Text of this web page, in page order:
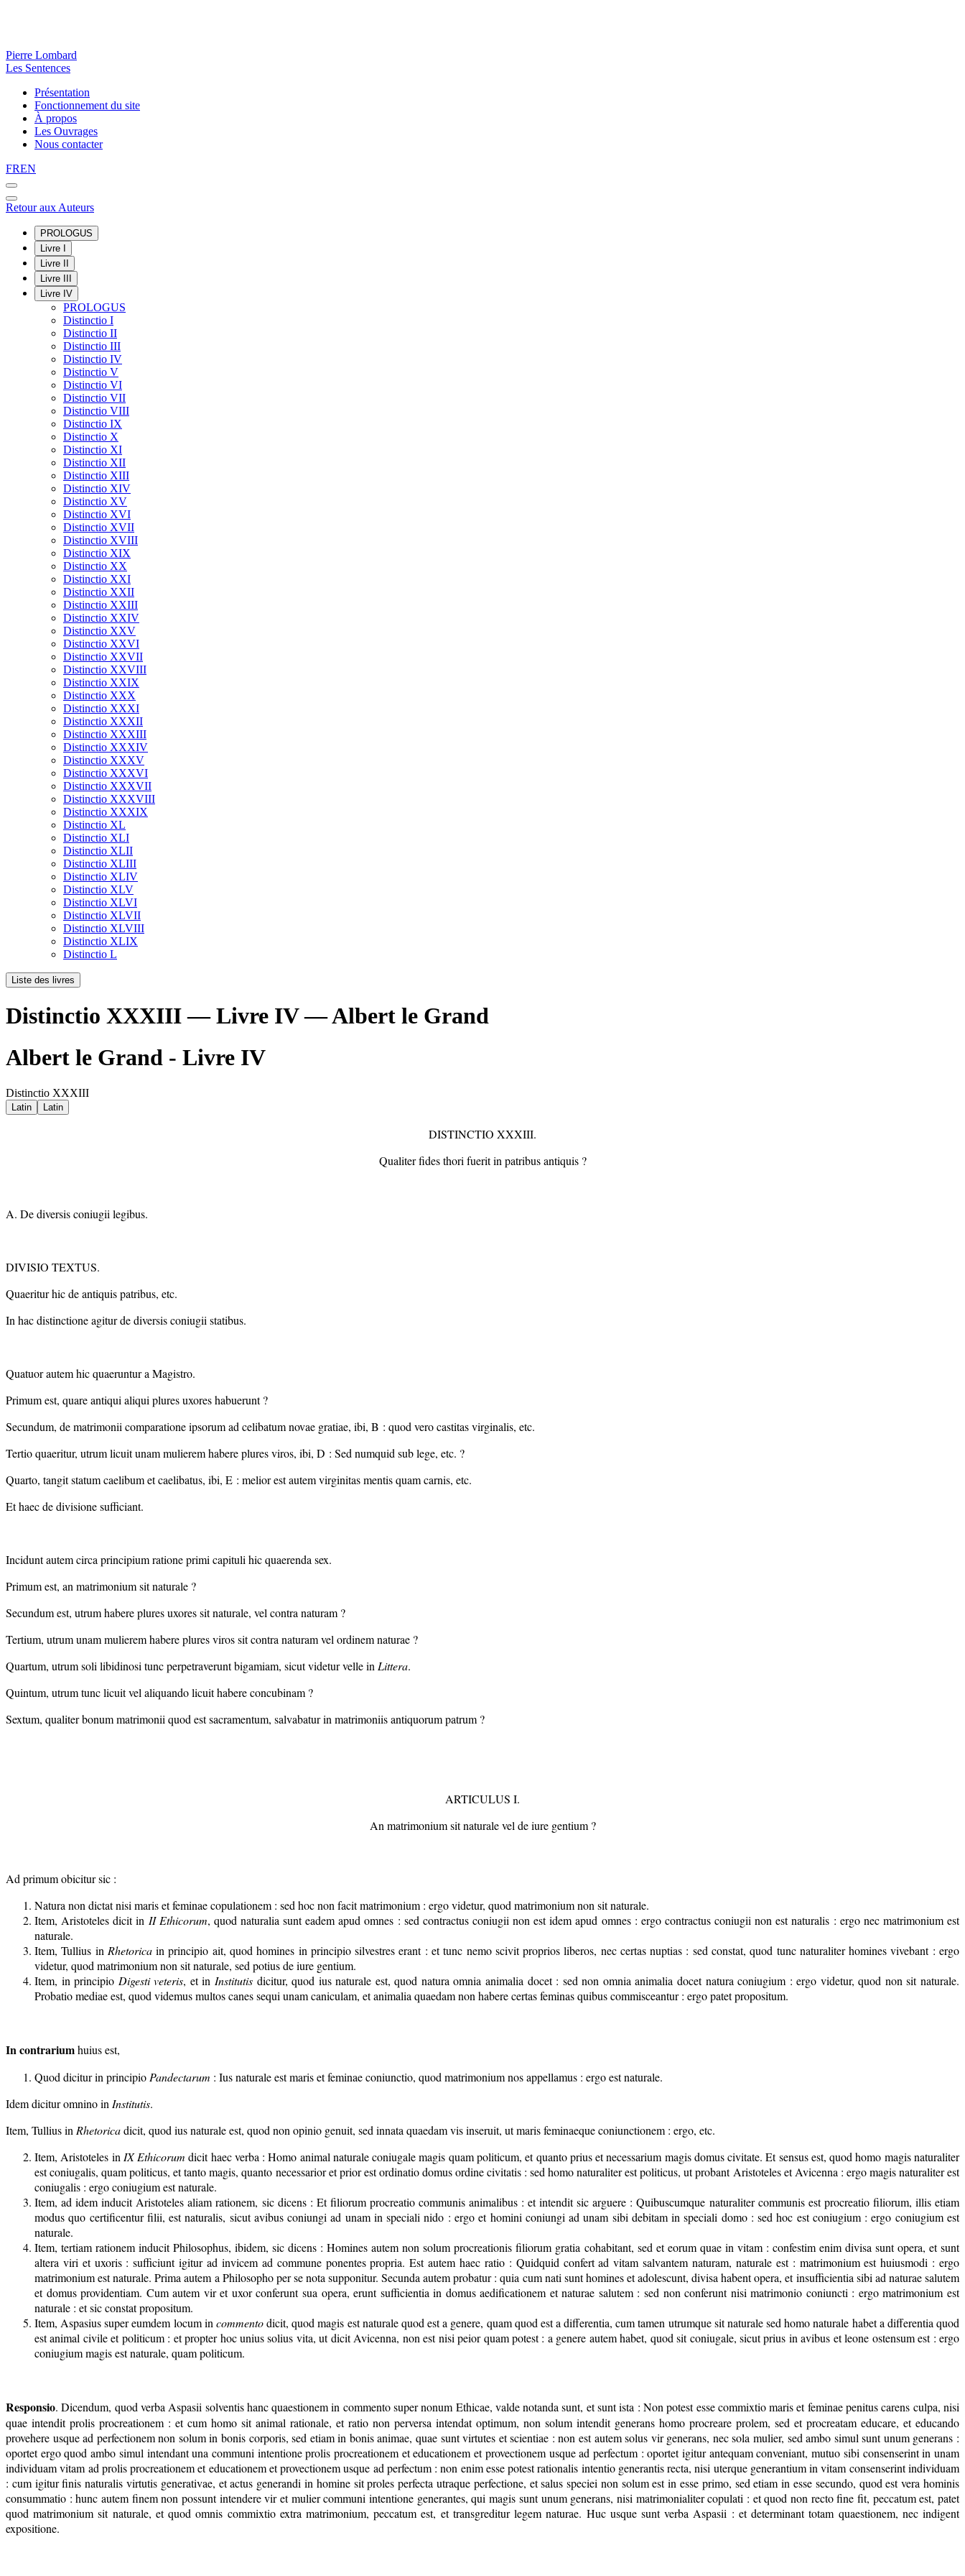
Pierre Lombard
Les Sentences
Présentation
Fonctionnement du site
À propos
Les Ouvrages
Nous contacter
FREN
Retour aux Auteurs
PROLOGUS
Livre I
Livre II
Livre III
Livre IV
PROLOGUS
Distinctio I
Distinctio II
Distinctio III
Distinctio IV
Distinctio V
Distinctio VI
Distinctio VII
Distinctio VIII
Distinctio IX
Distinctio X
Distinctio XI
Distinctio XII
Distinctio XIII
Distinctio XIV
Distinctio XV
Distinctio XVI
Distinctio XVII
Distinctio XVIII
Distinctio XIX
Distinctio XX
Distinctio XXI
Distinctio XXII
Distinctio XXIII
Distinctio XXIV
Distinctio XXV
Distinctio XXVI
Distinctio XXVII
Distinctio XXVIII
Distinctio XXIX
Distinctio XXX
Distinctio XXXI
Distinctio XXXII
Distinctio XXXIII
Distinctio XXXIV
Distinctio XXXV
Distinctio XXXVI
Distinctio XXXVII
Distinctio XXXVIII
Distinctio XXXIX
Distinctio XL
Distinctio XLI
Distinctio XLII
Distinctio XLIII
Distinctio XLIV
Distinctio XLV
Distinctio XLVI
Distinctio XLVII
Distinctio XLVIII
Distinctio XLIX
Distinctio L
Liste des livres
Distinctio XXXIII — Livre IV — Albert le Grand
Albert le Grand - Livre IV
Distinctio XXXIII
Latin Latin
DISTINCTIO XXXIII.
Qualiter fides thori fuerit in patribus antiquis ?
A. De diversis coniugii legibus.
DIVISIO TEXTUS.
Quaeritur hic de antiquis patribus, etc.
In hac distinctione agitur de diversis coniugii statibus.
Quatuor autem hic quaeruntur a Magistro.
Primum est, quare antiqui aliqui plures uxores habuerunt ?
Secundum, de matrimonii comparatione ipsorum ad celibatum novae gratiae, ibi, B : quod vero castitas virginalis, etc.
Tertio quaeritur, utrum licuit unam mulierem habere plures viros, ibi, D : Sed numquid sub lege, etc. ?
Quarto, tangit statum caelibum et caelibatus, ibi, E : melior est autem virginitas mentis quam carnis, etc.
Et haec de divisione sufficiant.
Incidunt autem circa principium ratione primi capituli hic quaerenda sex.
Primum est, an matrimonium sit naturale ?
Secundum est, utrum habere plures uxores sit naturale, vel contra naturam ?
Tertium, utrum unam mulierem habere plures viros sit contra naturam vel ordinem naturae ?
Quartum, utrum soli libidinosi tunc perpetraverunt bigamiam, sicut videtur velle in Littera.
Quintum, utrum tunc licuit vel aliquando licuit habere concubinam ?
Sextum, qualiter bonum matrimonii quod est sacramentum, salvabatur in matrimoniis antiquorum patrum ?
ARTICULUS I.
An matrimonium sit naturale vel de iure gentium ?
Ad primum obicitur sic :
Natura non dictat nisi maris et feminae copulationem : sed hoc non facit matrimonium : ergo videtur, quod matrimonium non sit naturale.
Item, Aristoteles dicit in II Ethicorum, quod naturalia sunt eadem apud omnes : sed contractus coniugii non est idem apud omnes : ergo contractus coniugii non est naturalis : ergo nec matrimonium est
naturale.
Item, Tullius in Rhetoricain principio ait, quod homines in principio silvestres erant : et tunc nemo scivit proprios liberos, nec certas nuptias : sed constat, quod tunc naturaliter homines vivebant : ergo
videtur, quod matrimonium non sit naturale, sed potius de iure gentium.
Item, in principio Digesti veteris, et in Institutisdicitur, quod ius naturale est, quod natura omnia animalia docet : sed non omnia animalia docet natura coniugium : ergo videtur, quod non sit naturale.
Probatio mediae est, quod videmus multos canes sequi unam caniculam, et animalia quaedam non habere certas feminas quibus commisceantur : ergo patet propositum.
In contrariumhuius est,
Quod dicitur in principio Pandectarum : Ius naturale est maris et feminae coniunctio, quod matrimonium nos appellamus : ergo est naturale.
Idem dicitur omnino in Institutis.
Item, Tullius in Rhetoricadicit, quod ius naturale est, quod non opinio genuit, sed innata quaedam vis inseruit, ut maris feminaeque coniunctionem : ergo, etc.
Item, Aristoteles in IX Ethicorum dicit haec verba : Homo animal naturale coniugale magis quam politicum, et quanto prius et necessarium magis domus civitate. Et sensus est, quod homo magis naturaliter
est coniugalis, quam politicus, et tanto magis, quanto necessarior et prior est ordinatio domus ordine civitatis : sed homo naturaliter est politicus, ut probant Aristoteles et Avicenna : ergo magis naturaliter est
coniugalis : ergo coniugium est naturale.
Item, ad idem inducit Aristoteles aliam rationem, sic dicens : Et filiorum procreatio communis animalibus : et intendit sic arguere : Quibuscumque naturaliter communis est procreatio filiorum, illis etiam
modus quo certificentur filii, est naturalis, sicut avibus coniungi ad unam in speciali nido : ergo et homini coniungi ad unam sibi debitam in speciali domo : sed hoc est coniugium : ergo coniugium est
naturale.
Item, tertiam rationem inducit Philosophus, ibidem, sic dicens : Homines autem non solum procreationis filiorum gratia cohabitant, sed et eorum quae in vitam : confestim enim divisa sunt opera, et sunt
altera viri et uxoris : sufficiunt igitur ad invicem ad commune ponentes propria. Est autem haec ratio : Quidquid confert ad vitam salvantem naturam, naturale est : matrimonium est huiusmodi : ergo
matrimonium est naturale. Prima autem a Philosopho per se nota supponitur. Secunda autem probatur : quia cum nati sunt homines et adolescunt, divisa habent opera, et insufficientia sibi ad naturae salutem
et domus providentiam. Cum autem vir et uxor conferunt sua opera, erunt sufficientia in domus aedificationem et naturae salutem : sed non conferunt nisi matrimonio coniuncti : ergo matrimonium est
naturale : et sic constat propositum.
Item, Aspasius super eumdem locum in commentodicit, quod magis est naturale quod est a genere, quam quod est a differentia, cum tamen utrumque sit naturale sed homo naturale habet a differentia quod
est animal civile et politicum : et propter hoc unius solius vita, ut dicit Avicenna, non est nisi peior quam potest : a genere autem habet, quod sit coniugale, sicut prius in avibus et leone ostensum est : ergo
coniugium magis est naturale, quam politicum.
Responsio. Dicendum, quod verba Aspasii solventis hanc quaestionem in commento super nonum Ethicae, valde notanda sunt, et sunt ista : Non potest esse commixtio maris et feminae penitus carens culpa, nisi
quae intendit prolis procreationem : et cum homo sit animal rationale, et ratio non perversa intendat optimum, non solum intendit generans homo procreare prolem, sed et procreatam educare, et educando
provehere usque ad perfectionem non solum in bonis corporis, sed etiam in bonis animae, quae sunt virtutes et scientiae : non est autem solus vir generans, nec sola mulier, sed ambo simul sunt unum generans :
oportet ergo quod ambo simul intendant una communi intentione prolis procreationem et educationem et provectionem usque ad perfectum : oportet igitur antequam conveniant, mutuo sibi consenserint in unam
individuam vitam ad prolis procreationem et educationem et provectionem usque ad perfectum : non enim esse potest rationalis intentio generantis recta, nisi uterque generantium in vitam consenserint individuam
: cum igitur finis naturalis virtutis generativae, et actus generandi in homine sit proles perfecta utraque perfectione, et salus speciei non solum est in esse primo, sed etiam in esse secundo, quod est vera hominis
consummatio : hunc autem finem non possunt intendere vir et mulier communi intentione generantes, qui magis sunt unum generans, nisi matrimonialiter copulati : et quod non recto fine fit, peccatum est, patet
quod matrimonium sit naturale, et quod omnis commixtio extra matrimonium, peccatum est, et transgreditur legem naturae. Huc usque sunt verba Aspasii : et determinant totam quaestionem, nec indigent
expositione.